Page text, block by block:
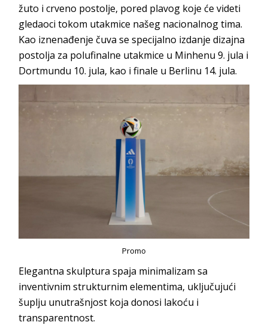
žuto i crveno postolje, pored plavog koje će videti
gledaoci tokom utakmice našeg nacionalnog tima.
Kao iznenađenje čuva se specijalno izdanje dizajna
postolja za polufinalne utakmice u Minhenu 9. jula i
Dortmundu 10. jula, kao i finale u Berlinu 14. jula.
Promo
Elegantna skulptura spaja minimalizam sa
inventivnim strukturnim elementima, uključujući
šuplju unutrašnjost koja donosi lakoću i
transparentnost.